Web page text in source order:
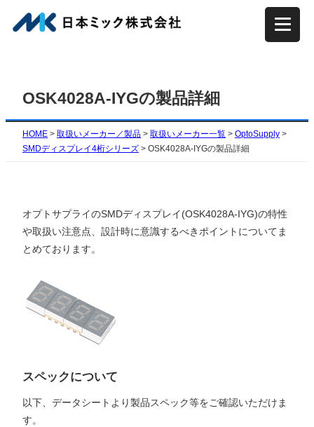
容
プ
OSK4028A-IYGの製品詳細
HOME > 取扱いメーカー／製品 > 取扱いメーカー一覧 > OptoSupply >
SMDディスプレイ4桁シリーズ > OSK4028A-IYGの製品詳細
オプトサプライのSMDディスプレイ(OSK4028A-IYG)の特性
や取扱い注意点、設計時に意識するべきポイントについてま
とめております。
スペックについて
以下、データシートより製品スペック等をご確認いただけま
す。